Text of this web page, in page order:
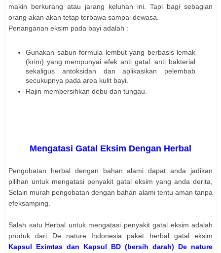
makin berkurang atau jarang keluhan ini. Tapi bagi sebagian
orang akan akan tetap terbawa sampai dewasa.
Penanganan eksim pada bayi adalah :
Gunakan sabun formula lembut yang berbasis lemak
(krim) yang mempunyai efek anti gatal. anti bakterial
sekaligus antoksidan dan aplikasikan pelembab
secukupnya pada area kulit bayi.
Rajin membersihkan debu dan tungau.
Mengatasi Gatal Eksim Dengan Herbal
Pengobatan herbal dengan bahan alami dapat anda jadikan
pilihan untuk mengatasi penyakit gatal eksim yang anda derita,
Selain murah pengobatan dengan bahan alami tentu aman tanpa
efeksamping.
Salah satu Herbal untuk mengatasi penyakit gatal eksim adalah
produk dari De nature Indonesia paket herbal gatal eksim
Kapsul Eximtas dan Kapsul BD (bersih darah) De nature